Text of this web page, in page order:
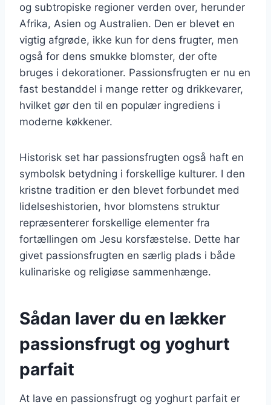
og subtropiske regioner verden over, herunder
Afrika, Asien og Australien. Den er blevet en
vigtig afgrøde, ikke kun for dens frugter, men
også for dens smukke blomster, der ofte
bruges i dekorationer. Passionsfrugten er nu en
fast bestanddel i mange retter og drikkevarer,
hvilket gør den til en populær ingrediens i
moderne køkkener.
Historisk set har passionsfrugten også haft en
symbolsk betydning i forskellige kulturer. I den
kristne tradition er den blevet forbundet med
lidelseshistorien, hvor blomstens struktur
repræsenterer forskellige elementer fra
fortællingen om Jesu korsfæstelse. Dette har
givet passionsfrugten en særlig plads i både
kulinariske og religiøse sammenhænge.
Sådan laver du en lækker
passionsfrugt og yoghurt
parfait
At lave en passionsfrugt og yoghurt parfait er